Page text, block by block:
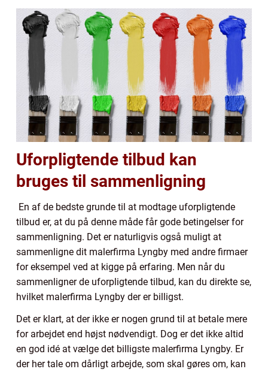
Uforpligtende tilbud kan
bruges til sammenligning
En af de bedste grunde til at modtage uforpligtende
tilbud er, at du på denne måde får gode betingelser for
sammenligning. Det er naturligvis også muligt at
sammenligne dit malerfirma Lyngby med andre firmaer
for eksempel ved at kigge på erfaring. Men når du
sammenligner de uforpligtende tilbud, kan du direkte se,
hvilket malerfirma Lyngby der er billigst.
Det er klart, at der ikke er nogen grund til at betale mere
for arbejdet end højst nødvendigt. Dog er det ikke altid
en god idé at vælge det billigste malerfirma Lyngby. Er
der her tale om dårligt arbejde, som skal gøres om, kan